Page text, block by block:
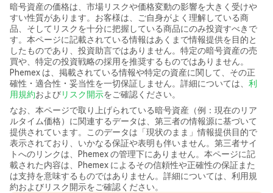
暗号資産の価格は、市場リスクや価格変動の影響を大きく受けや
すい性質があります。お客様は、ご自身がよく理解している商
品、そしてリスクを十分に把握している商品にのみ投資すべきで
す。本ページに記載されている情報はあくまで情報提供を目的と
したものであり、投資助言ではありません。特定の暗号資産の売
買や、特定の投資戦略の採用を推奨するものではありません。
Phemex は、掲載されている情報や特定の資産に関して、その正
確性・適合性・妥当性を一切保証しません。詳細については、 利
用規約およびリスク開示をご確認ください。
なお、本ページで取り上げられている暗号資産（例：現在のリア
ルタイム価格）に関連するデータは、第三者の情報源に基づいて
提供されています。このデータは「現状のまま」情報提供目的で
表示されており、いかなる保証や表明も伴いません。第三者サイ
トへのリンクは、Phemex の管理下にありません。本ページに記
載された内容は、Phemex によるその信頼性や正確性の保証また
は支持を意味するものではありません。詳細については、利用規
約およびリスク開示をご確認ください。